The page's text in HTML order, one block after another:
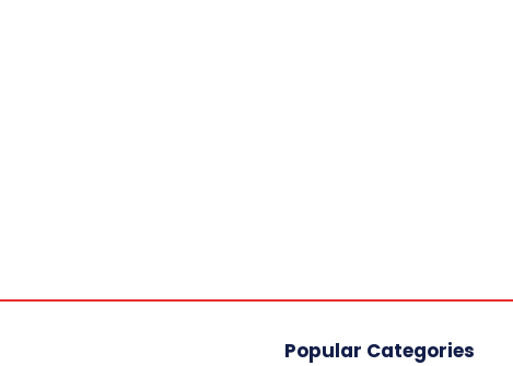
Popular Categories